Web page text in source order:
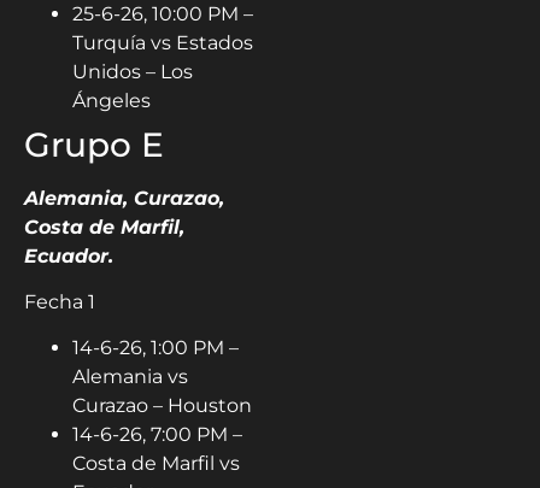
25-6-26, 10:00 PM –
Turquía vs Estados
Unidos – Los
Ángeles
Grupo E
Alemania, Curazao,
Costa de Marfil,
Ecuador.
Fecha 1
14-6-26, 1:00 PM –
Alemania vs
Curazao – Houston
14-6-26, 7:00 PM –
Costa de Marfil vs